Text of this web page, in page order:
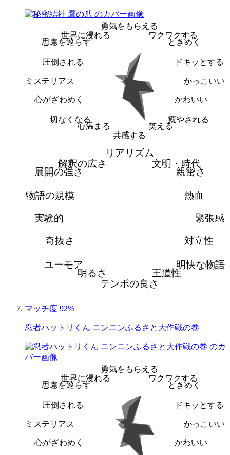
勇気をもらえる
ワクワクする
ときめく
ドキッとする
かっこいい
かわいい
癒やされる
笑える
共感する
心温まる
切なくなる
心がざわめく
ミステリアス
圧倒される
思慮を巡らす
世界に浸れる
リアリズム
文明・時代
親密さ
熱血
緊張感
対立性
明快な物語
王道性
テンポの良さ
明るさ
ユーモア
奇抜さ
実験的
物語の規模
展開の強さ
解釈の広さ
マッチ度 92%
忍者ハットリくん ニンニンふるさと大作戦の巻
勇気をもらえる
ワクワクする
ときめく
ドキッとする
かっこいい
かわいい
心がざわめく
ミステリアス
圧倒される
思慮を巡らす
世界に浸れる